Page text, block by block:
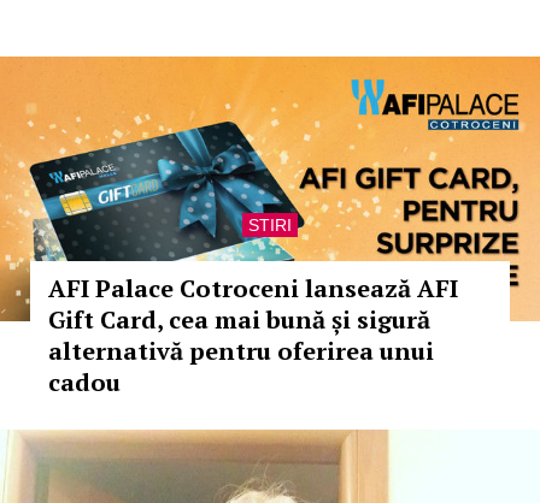
STIRI
AFI Palace Cotroceni lansează AFI
Gift Card, cea mai bună și sigură
alternativă pentru oferirea unui
cadou